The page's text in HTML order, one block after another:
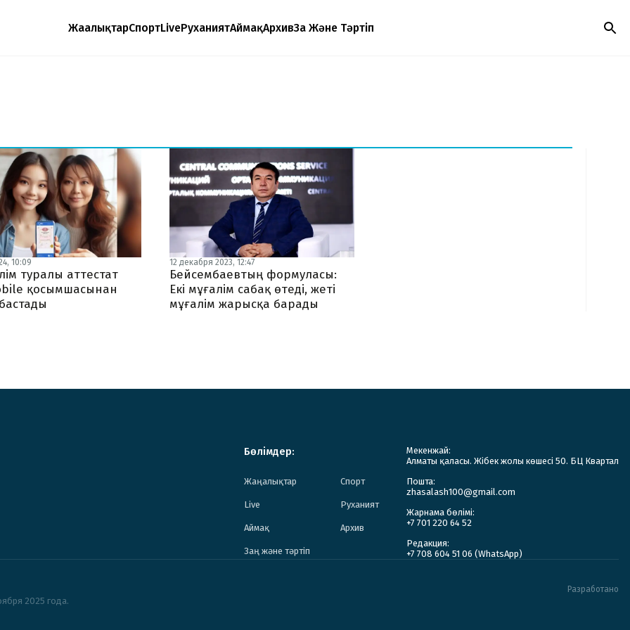
ЖаңалықтарСпортLiveРуханиятАймақАрхивЗаң Және Тәртіп
10:09
туралы аттестат
қосымшасынан
12 декабря 2023, 12:47
Бейсембаевтың формуласы:
Екі мұғалім сабақ өтеді, жеті
мұғалім жарысқа барады
Бөлімдер:
Жаңалықтар Спорт
Live Руханият
Аймақ Архив
Заң және тәртіп
Мекенжай:
Алматы қаласы. Жібек жолы көшесі 50. БЦ Квартал
Пошта:
zhasalash100@gmail.com
Жарнама бөлімі:
+7 701 220 64 52
Редакция:
+7 708 604 51 06 (WhatsApp)
2025 года.
Разработано